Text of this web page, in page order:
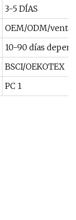
3-5 DÍAS
OEM/ODM/
10-90 días
BSCI/OEKOTEX
PC 1